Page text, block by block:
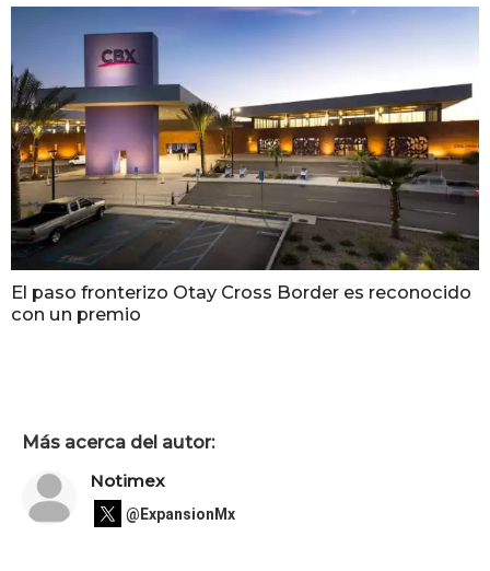
El paso fronterizo Otay Cross Border es reconocido
con un premio
Más acerca del autor:
Notimex
@ExpansionMx